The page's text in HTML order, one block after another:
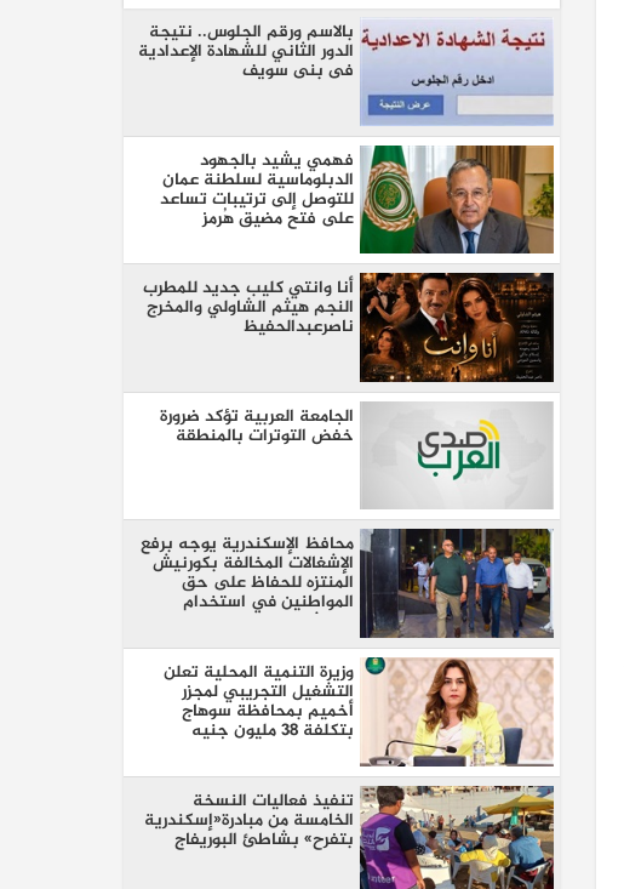
بالاسم ورقم الجلوس.. نتيجة
الدور الثاني للشهادة الإعدادية
فى بنى سويف
فهمي يشيد بالجهود
الدبلوماسية لسلطنة عمان
للتوصل إلى ترتيبات تساعد
على فتح مضيق هُرمز
أنا وانتي كليب جديد للمطرب
النجم هيثم الشاولي والمخرج
ناصرعبدالحفيظ
الجامعة العربية تؤكد ضرورة
خفض التوترات بالمنطقة ‏
محافظ الإسكندرية يوجه برفع
الإشغالات المخالفة بكورنيش
المنتزه للحفاظ على حق
المواطنين في استخدام
الممشى
وزيرة التنمية المحلية تعلن
التشغيل التجريبي لمجزر
أخميم بمحافظة سوهاج
بتكلفة 38 مليون جنيه
تنفيذ فعاليات النسخة
الخامسة من مبادرة«إسكندرية
بتفرح» بشاطئ البوريفاج